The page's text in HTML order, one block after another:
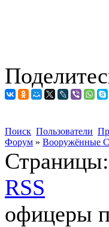
Поиск Пользователи
Форум » Вооружённые
Страницы:
RSS
офицеры